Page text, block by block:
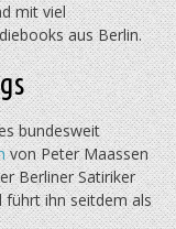
mit viel
aus Berlin.
bundesweit
von Peter Maassen
Berliner Satiriker
führt ihn seitdem als